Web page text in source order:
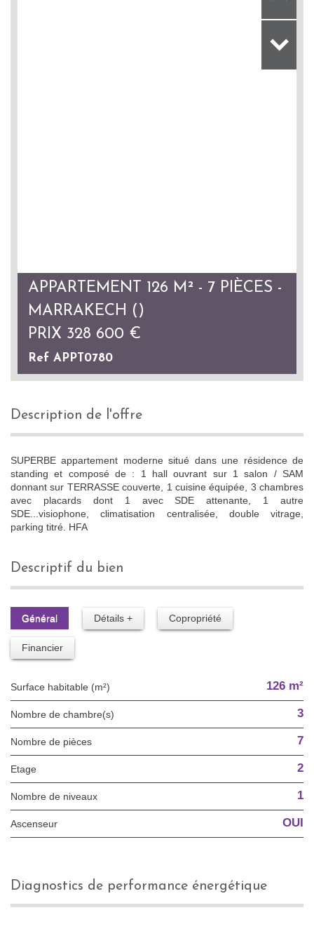
APPARTEMENT 126 M² - 7 PIÈCES -
MARRAKECH ()
PRIX 328 600 €
Ref APPT0780
description de l'offre
SUPERBE appartement moderne situé dans une résidence de
standing et composé de : 1 hall ouvrant sur 1 salon / SAM
donnant sur TERRASSE couverte, 1 cuisine équipée, 3 chambres
avec placards dont 1 avec SDE attenante, 1 autre
SDE...visiophone, climatisation centralisée, double vitrage,
parking titré. HFA
descriptif du bien
Général Détails + Copropriété
Financier
Surface habitable (m²) 126 m²
Nombre de chambre(s) 3
Nombre de pièces 7
Etage 2
Nombre de niveaux 1
Ascenseur OUI
diagnostics de performance énergétique